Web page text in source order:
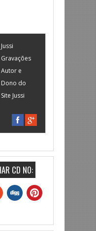
Jussi
Gravações
Autor e
Dono do
Site Jussi
CD NO: